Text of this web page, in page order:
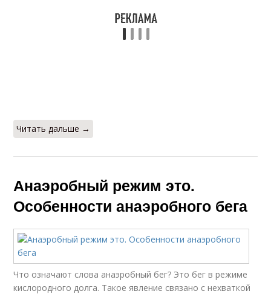
Читать дальше →
Анаэробный режим это.
Особенности анаэробного бега
Что означают слова анаэробный бег? Это бег в режиме
кислородного долга. Такое явление связано с нехваткой